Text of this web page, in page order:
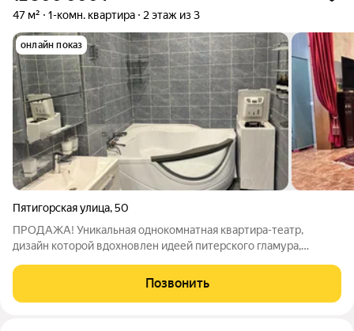
47 м² 1-комн. квартира 2 этаж из 3
онлайн показ
Пятигорская улица,50
ПРОДАЖА! Уникальная однокомнатная квартира-театр,
дизайн которой вдохновлен идеей питерского гламура,
философии единения с природой. Индивидуальное отопление,
комфортный второй этаж. В этой
Позвонить